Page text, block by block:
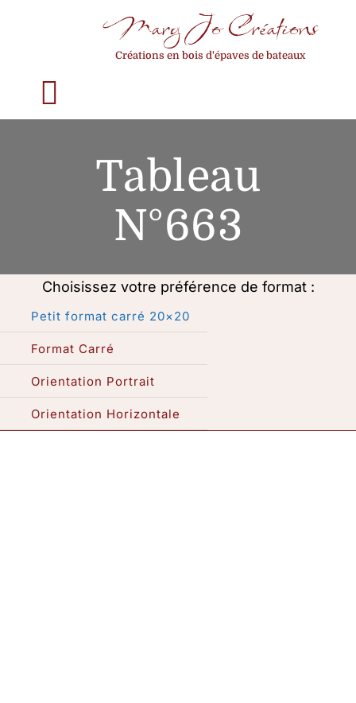
Mary Jo Créations
Créations en bois d'épaves de bateaux
Toggle
Navigation
Choisir son format
Expositions / Atelier
Tableau
N°663
Choisissez votre préférence de format :
Petit format carré 20×20
Format Carré
Orientation Portrait
Orientation Horizontale